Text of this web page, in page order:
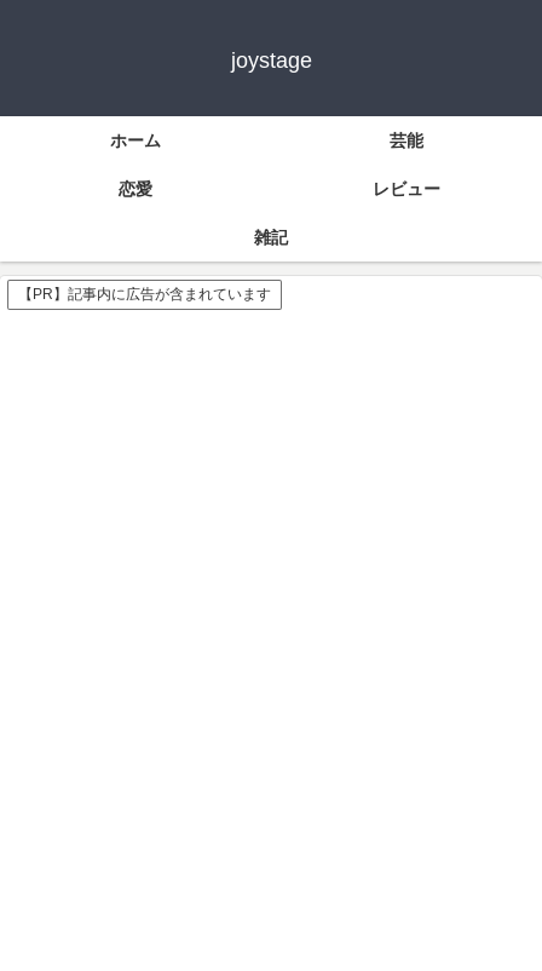
joystage
ホーム 芸能
恋愛 レビュー
雑記
【PR】記事内に広告が含まれています